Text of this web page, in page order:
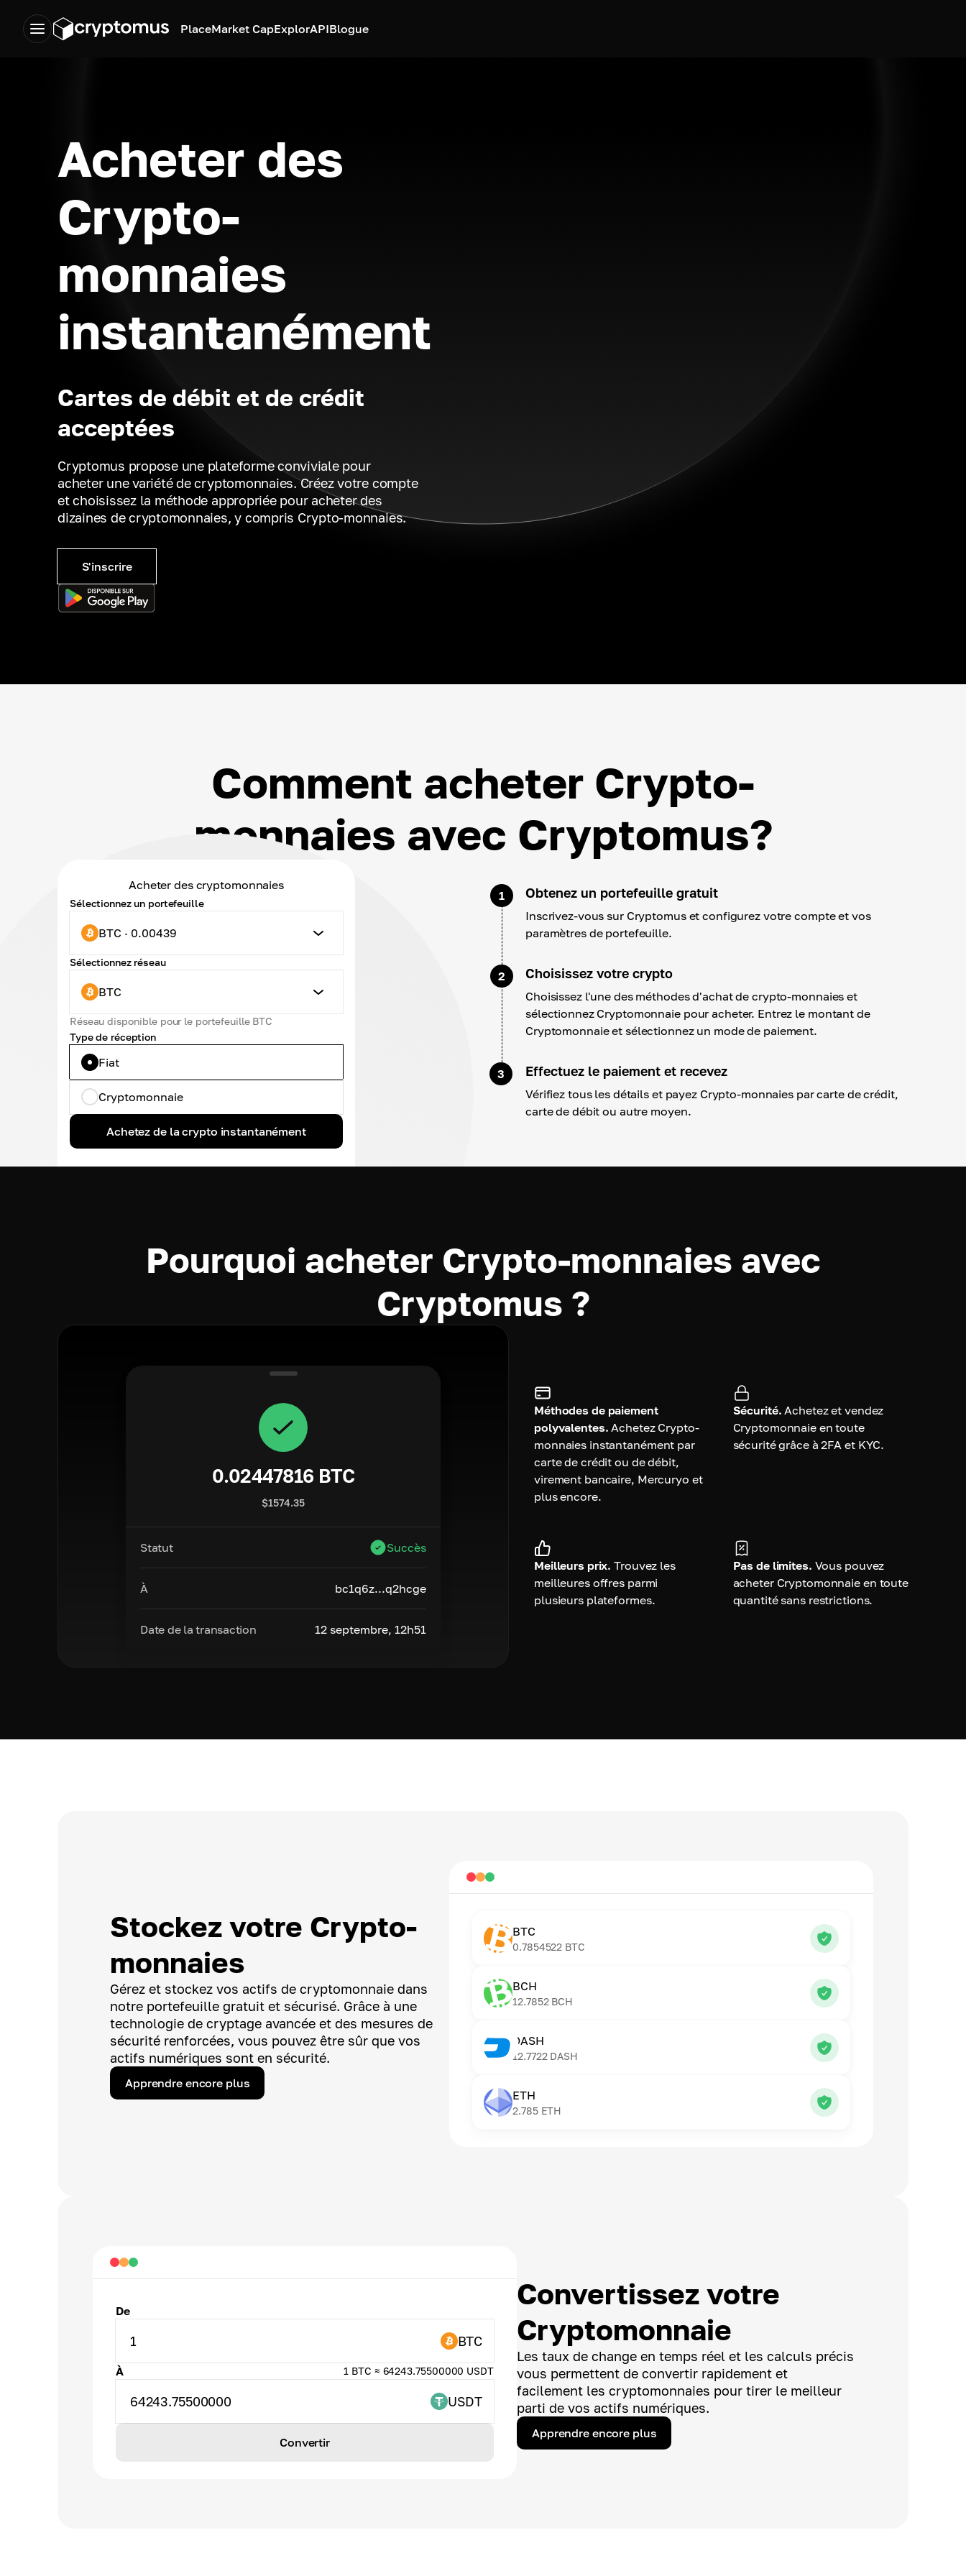
PlaceMarket CapExplorAPIBlogue
Acheter des
Crypto-
monnaies
instantanément
Cartes de débit et de crédit
acceptées
Cryptomus propose une plateforme conviviale pour
acheter une variété de cryptomonnaies. Créez votre compte
et choisissez la méthode appropriée pour acheter des
dizaines de cryptomonnaies, y compris Crypto-monnaies.
S'inscrire
Comment acheter Crypto-
monnaies avec Cryptomus?
Acheter des cryptomonnaies
Sélectionnez un portefeuille
BTC · 0.00439
Sélectionnez réseau
BTC
Réseau disponible pour le portefeuille BTC
Type de réception
Fiat
Cryptomonnaie
Achetez de la crypto instantanément
1 Obtenez un portefeuille gratuit
Inscrivez-vous sur Cryptomus et configurez votre compte et vos
paramètres de portefeuille.
2 Choisissez votre crypto
Choisissez l'une des méthodes d'achat de crypto-monnaies et
sélectionnez Cryptomonnaie pour acheter. Entrez le montant de
Cryptomonnaie et sélectionnez un mode de paiement.
3 Effectuez le paiement et recevez
Vérifiez tous les détails et payez Crypto-monnaies par carte de crédit,
carte de débit ou autre moyen.
Pourquoi acheter Crypto-monnaies avec
Cryptomus ?
0.02447816 BTC
$1574.35
Statut Succès
À bc1q6z...q2hcge
Date de la transaction 12 septembre, 12h51
Méthodes de paiement
polyvalentes. Achetez Crypto-
monnaies instantanément par
carte de crédit ou de débit,
virement bancaire, Mercuryo et
plus encore.
Sécurité. Achetez et vendez
Cryptomonnaie en toute
sécurité grâce à 2FA et KYC.
Meilleurs prix. Trouvez les
meilleures offres parmi
plusieurs plateformes.
Pas de limites. Vous pouvez
acheter Cryptomonnaie en toute
quantité sans restrictions.
Stockez votre Crypto-
monnaies
Gérez et stockez vos actifs de cryptomonnaie dans
notre portefeuille gratuit et sécurisé. Grâce à une
technologie de cryptage avancée et des mesures de
sécurité renforcées, vous pouvez être sûr que vos
actifs numériques sont en sécurité.
Apprendre encore plus
BTC
0.7854522 BTC
BCH
12.7852 BCH
DASH
12.7722 DASH
ETH
2.785 ETH
Convertissez votre
Cryptomonnaie
Les taux de change en temps réel et les calculs précis
vous permettent de convertir rapidement et
facilement les cryptomonnaies pour tirer le meilleur
parti de vos actifs numériques.
Apprendre encore plus
De
1 BTC
À 1 BTC ≈ 64243.75500000 USDT
64243.75500000 USDT
Convertir